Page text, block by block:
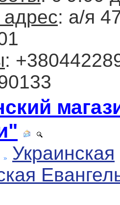
: а/я
:
Украинская